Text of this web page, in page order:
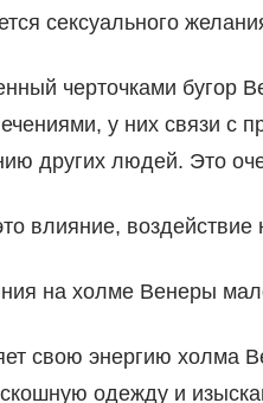
сексуального
черточками бугор
у них связи с
других людей. Это
влияние,
на холме Венеры
свою энергию холма
одежду и